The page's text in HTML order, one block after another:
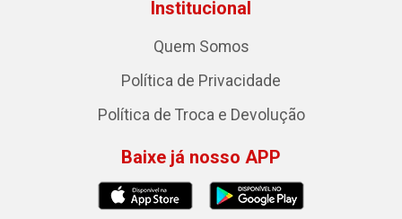
Institucional
Quem Somos
Política de Privacidade
Política de Troca e Devolução
Baixe já nosso APP